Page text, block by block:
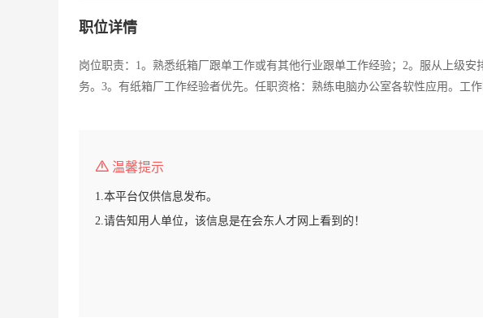
职位详情
岗位职责：1。熟悉纸箱厂跟单工作或有其他行业跟单工作经验；2。服从上级
务。3。有纸箱厂工作经验者优先。任职资格：熟练电脑办公室各软性应用。工作
温馨提示
1.本平台仅供信息发布。
2.请告知用人单位，该信息是在会东人才网上看到的！